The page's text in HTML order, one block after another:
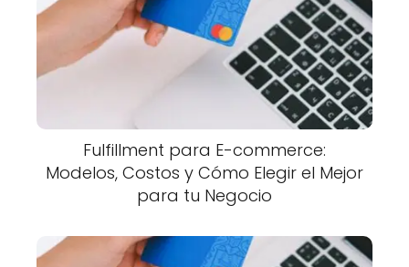
Fulfillment para E-commerce:
Modelos, Costos y Cómo Elegir el Mejor
para tu Negocio